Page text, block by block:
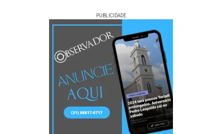
PUBLICIDADE